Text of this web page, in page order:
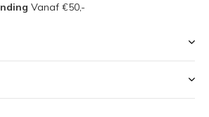
Vanaf €50,-